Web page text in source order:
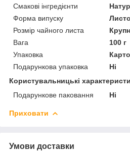
Смакові інгредієнти
Форма випуску
Розмір чайного листа
Вага
100 г
Упаковка
Подарункова упаковка
Ні
Користувальницькі
Подарункове паковання
Ні
Приховати
Умови доставки